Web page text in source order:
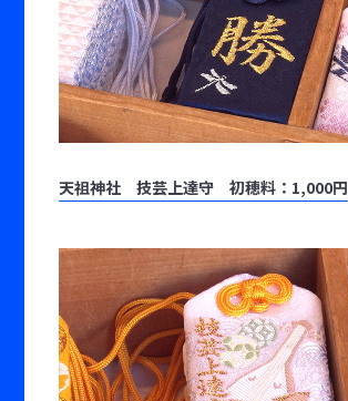
天祖神社 技芸上達守 初穂料：1,000円